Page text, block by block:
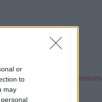
or
to
may
23 texte intégral et chansons